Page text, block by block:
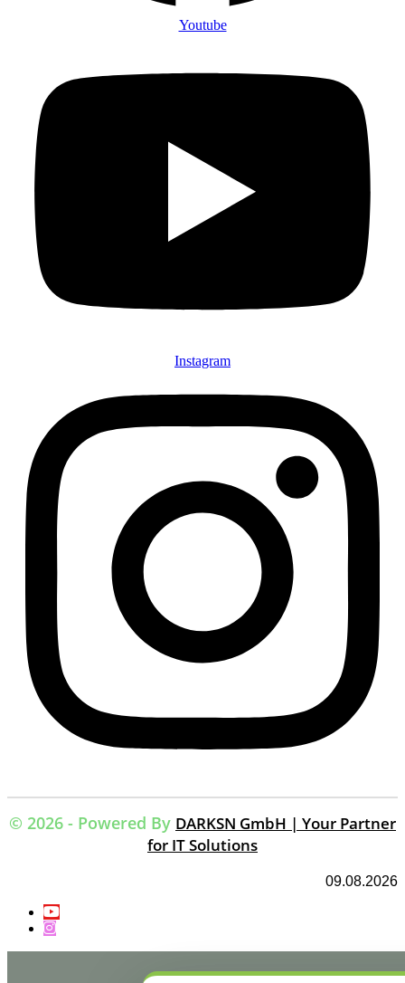
Youtube
Instagram
© 2026 - Powered By DARKSN GmbH | Your Partner
for IT Solutions
09.08.2026